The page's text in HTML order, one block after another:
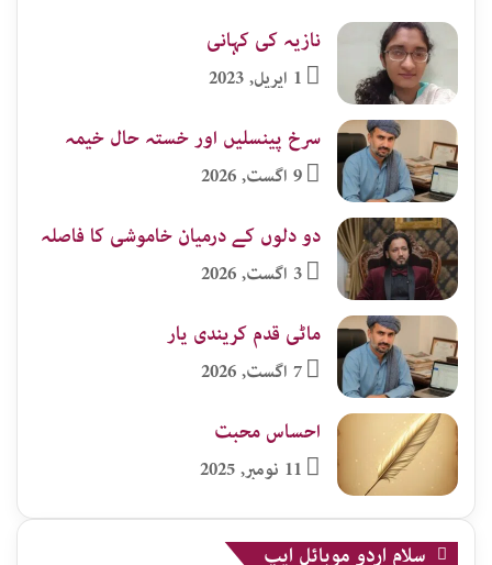
نازیہ کی کہانی
1 اپریل, 2023
سرخ پینسلیں اور خستہ حال خیمہ
9 اگست, 2026
دو دلوں کے درمیان خاموشی کا فاصلہ
3 اگست, 2026
ماٹی قدم کریندی یار
7 اگست, 2026
احساس محبت
11 نومبر, 2025
سلام اردو موبائل ایپ